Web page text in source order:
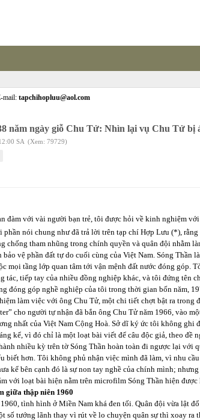
mail: tapchihopluu@aol.com
năm ngày giỗ Chu Tử: Nhìn lại vụ Chu Tử bị
SA (Xem: 79729)
đàm với vài người bạn trẻ, tôi được hỏi về kinh nghiệm
nói chung như đã trả lời trên tạp chí Hợp Lưu (*),
chống tham nhũng trong chính quyền và quân đội nhằm
bảo vệ phần đất tự do cuối cùng của Việt Nam. Sóng Thần
mọi tầng lớp quan tâm tới vận mệnh đất nước đóng góp.
tác, tiếp tay của nhiều đồng nghiệp khác, và tôi đứng tên
đóng góp nghề nghiệp của tôi trong thời gian bốn năm,
làm việc với ông Chu Tử, một chi tiết chợt bật ra trong
cho người tự nhận đã bắn ông Chu Tử năm 1966, vào
nhất của Việt Nam Cộng Hoà. Sở dĩ ký ức tôi không ghi
kể, vì đó chỉ là một loạt bài viết để câu độc giả, theo đề
nhiều kỳ trên tờ Sóng Thần hoàn toàn đi ngược lại với
biết hơn. Tôi không phủ nhận việc mình đã làm, vì nhu
kể bên cạnh đó là sự non tay nghề của chính mình;
với loạt bài hiện nằm trên microfilm Sóng Thần hiện
giữa thập niên 1960
tình hình ở Miền Nam khá đen tối. Quân đội vừa lật
số tướng lãnh thay vì rút về lo chuyện quân sự thì xoay ra